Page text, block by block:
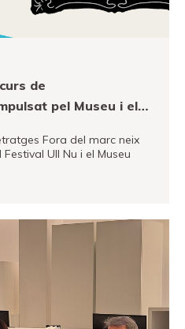
de
pel Museu i el
Fora del marc neix
Ull Nu i el Museu